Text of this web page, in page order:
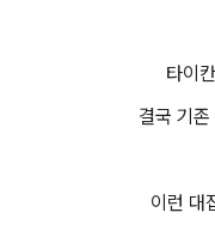
타이
결국 기
이런 대